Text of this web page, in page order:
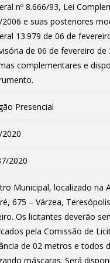
nº 8.666/93, Lei
2006 e suas posteriores
13.979 de 06 de
de 06 de fevereiro de
complementares e
Presencial
2020
Municipal, localizado na
675 – Várzea,
Os licitantes deverão
pela Comissão de
de 02 metros e todos
máscaras. Será